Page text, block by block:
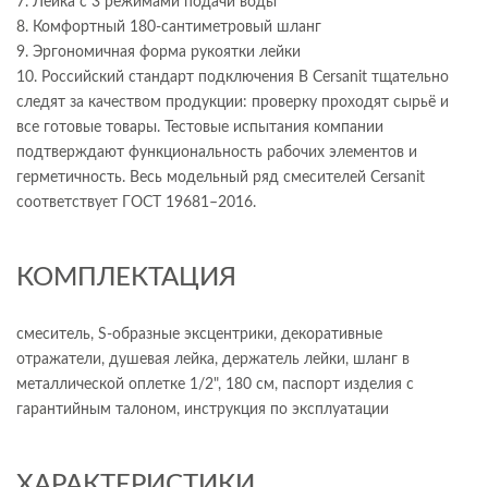
8. Комфортный 180-сантиметровый шланг
9. Эргономичная форма рукоятки лейки
10. Российский стандарт подключения В Cersanit тщательно
следят за качеством продукции: проверку проходят сырьё и
все готовые товары. Тестовые испытания компании
подтверждают функциональность рабочих элементов и
герметичность. Весь модельный ряд смесителей Cersanit
соответствует ГОСТ 19681–2016.
КОМПЛЕКТАЦИЯ
смеситель, S-образные эксцентрики, декоративные
отражатели, душевая лейка, держатель лейки, шланг в
металлической оплетке 1/2", 180 см, паспорт изделия с
гарантийным талоном, инструкция по эксплуатации